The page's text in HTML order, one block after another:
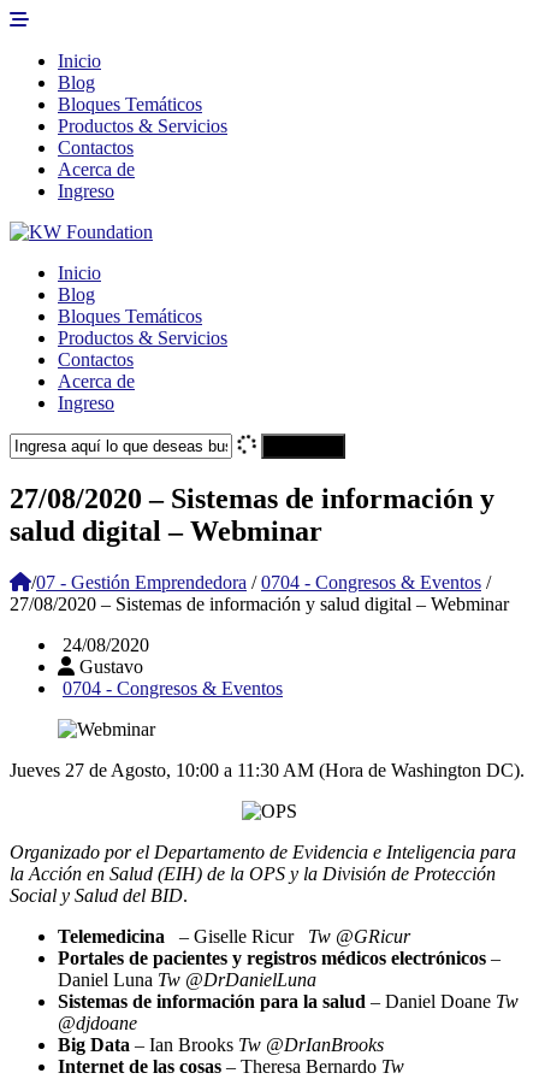
Inicio
Blog
Bloques Temáticos
Productos & Servicios
Contactos
Acerca de
Ingreso
Inicio
Blog
Bloques Temáticos
Productos & Servicios
Contactos
Acerca de
Ingreso
27/08/2020 – Sistemas de información y
salud digital – Webminar
/07 - Gestión Emprendedora / 0704 - Congresos & Eventos /
27/08/2020 – Sistemas de información y salud digital – Webminar
24/08/2020
Gustavo
0704 - Congresos & Eventos
Jueves 27 de Agosto, 10:00 a 11:30 AM (Hora de Washington DC).
Organizado por el Departamento de Evidencia e Inteligencia para
la Acción en Salud (EIH) de la OPS y la División de Protección
Social y Salud del BID.
Telemedicina – Giselle Ricur Tw @GRicur
Portales de pacientes y registros médicos electrónicos –
Daniel Luna Tw @DrDanielLuna
Sistemas de información para la salud – Daniel Doane Tw
@djdoane
Big Data – Ian Brooks Tw @DrIanBrooks
Internet de las cosas – Theresa Bernardo Tw